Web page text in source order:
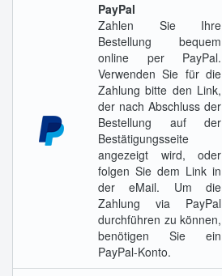
PayPal
Zahlen Sie Ihre
Bestellung bequem
online per PayPal.
Verwenden Sie für die
Zahlung bitte den Link,
der nach Abschluss der
Bestellung auf der
Bestätigungsseite
angezeigt wird, oder
folgen Sie dem Link in
der eMail. Um die
Zahlung via PayPal
durchführen zu können,
benötigen Sie ein
PayPal-Konto.